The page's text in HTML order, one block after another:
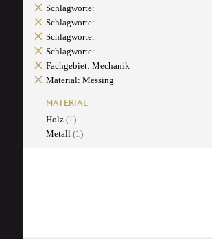
Schlagworte:
Schlagworte:
Schlagworte:
Schlagworte:
Fachgebiet: Mechanik
Material: Messing
MATERIAL
Holz (1)
Metall (1)